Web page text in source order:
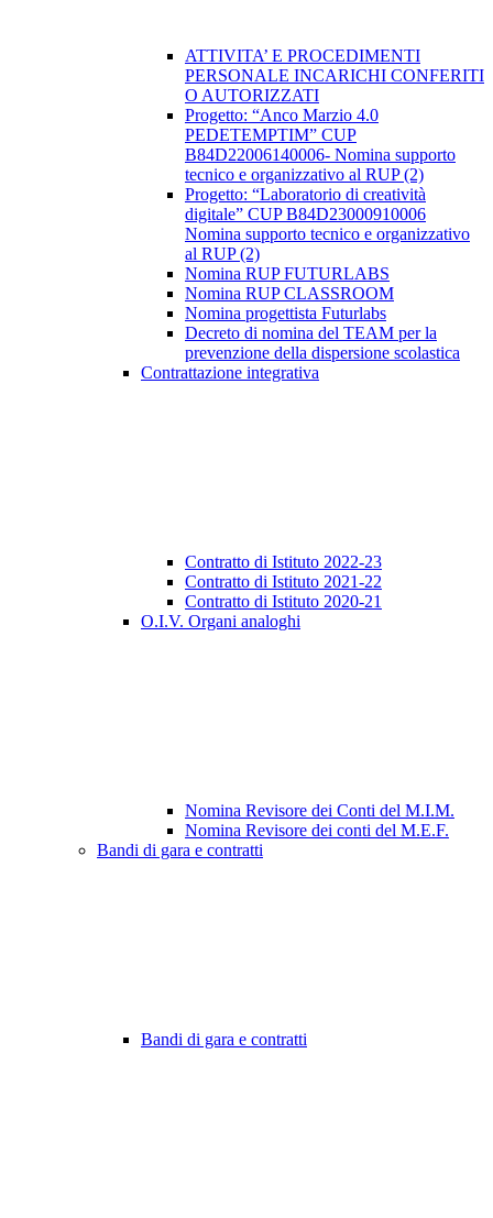
ATTIVITA’ E PROCEDIMENTI
PERSONALE INCARICHI CONFERITI
O AUTORIZZATI
Progetto: “Anco Marzio 4.0
PEDETEMPTIM” CUP
B84D22006140006- Nomina supporto
tecnico e organizzativo al RUP (2)
Progetto: “Laboratorio di creatività
digitale” CUP B84D23000910006
Nomina supporto tecnico e organizzativo
al RUP (2)
Nomina RUP FUTURLABS
Nomina RUP CLASSROOM
Nomina progettista Futurlabs
Decreto di nomina del TEAM per la
prevenzione della dispersione scolastica
Contrattazione integrativa
Contratto di Istituto 2022-23
Contratto di Istituto 2021-22
Contratto di Istituto 2020-21
O.I.V. Organi analoghi
Nomina Revisore dei Conti del M.I.M.
Nomina Revisore dei conti del M.E.F.
Bandi di gara e contratti
Bandi di gara e contratti